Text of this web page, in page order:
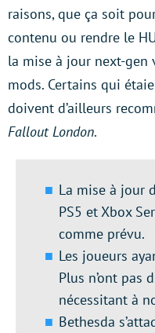
raisons, que ça soit
contenu ou rendre le
la mise à jour next-gen
mods. Certains qui
doivent d’ailleurs
Fallout London.
La mise à jour
PS5 et Xbox
comme prévu.
Les joueurs
Plus n’ont pas
nécessitant à
Bethesda